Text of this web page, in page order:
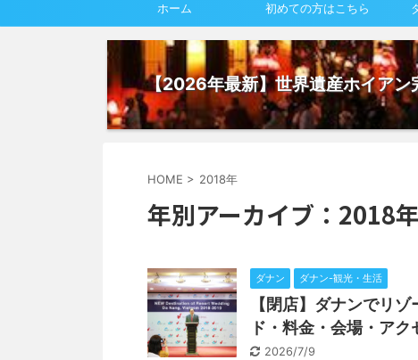
ホーム 初めての方はこちら
【2026年最新】世界遺産ホイアン
HOME > 2018年
年別アーカイブ：2018年
ダナン ダナン-観光・生活
【閉店】ダナンでリ
ド・料金・会場・アク
2026/7/9